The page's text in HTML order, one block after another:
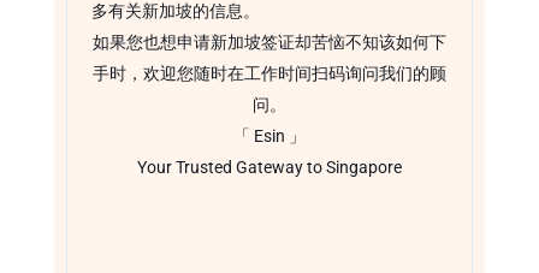
多有关新加坡的信息。
如果您也想申请新加坡签证却苦恼不知该如何下
手时，欢迎您随时在工作时间扫码询问我们的顾
问。
「 Esin 」
Your Trusted Gateway to Singapore